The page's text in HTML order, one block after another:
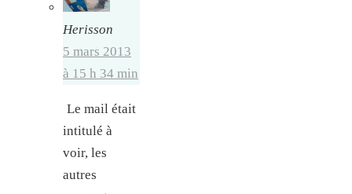
Herisson
5 mars 2013
à 15 h 34 min
Le mail était
intitulé à
voir, les
autres